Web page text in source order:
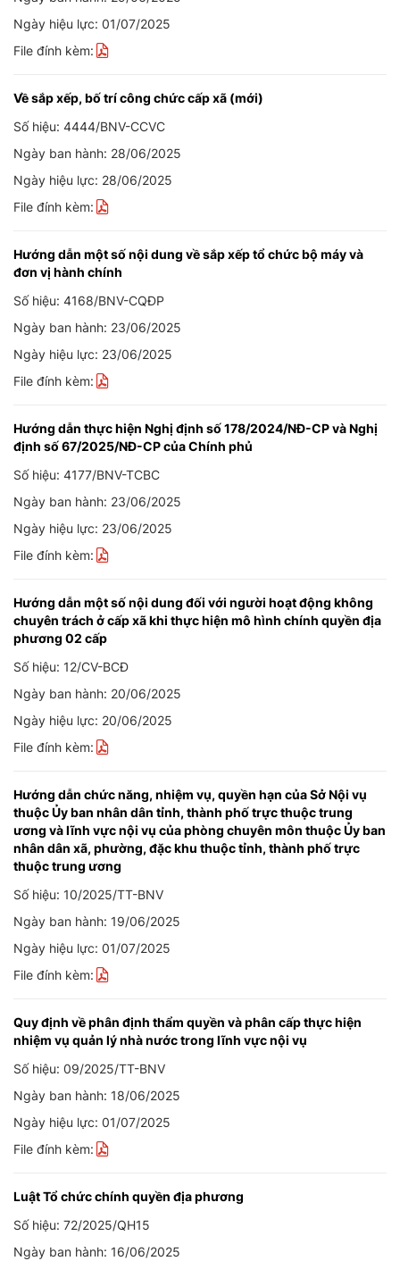
Ngày hiệu lực: 01/07/2025
File đính kèm:
Về sắp xếp, bố trí công chức cấp xã (mới)
Số hiệu: 4444/BNV-CCVC
Ngày ban hành: 28/06/2025
Ngày hiệu lực: 28/06/2025
File đính kèm:
Hướng dẫn một số nội dung về sắp xếp tổ chức bộ máy và
đơn vị hành chính
Số hiệu: 4168/BNV-CQĐP
Ngày ban hành: 23/06/2025
Ngày hiệu lực: 23/06/2025
File đính kèm:
Hướng dẫn thực hiện Nghị định số 178/2024/NĐ-CP và Nghị
định số 67/2025/NĐ-CP của Chính phủ
Số hiệu: 4177/BNV-TCBC
Ngày ban hành: 23/06/2025
Ngày hiệu lực: 23/06/2025
File đính kèm:
Hướng dẫn một số nội dung đối với người hoạt động không
chuyên trách ở cấp xã khi thực hiện mô hình chính quyền địa
phương 02 cấp
Số hiệu: 12/CV-BCĐ
Ngày ban hành: 20/06/2025
Ngày hiệu lực: 20/06/2025
File đính kèm:
Hướng dẫn chức năng, nhiệm vụ, quyền hạn của Sở Nội vụ
thuộc Ủy ban nhân dân tỉnh, thành phố trực thuộc trung
ương và lĩnh vực nội vụ của phòng chuyên môn thuộc Ủy ban
nhân dân xã, phường, đặc khu thuộc tỉnh, thành phố trực
thuộc trung ương
Số hiệu: 10/2025/TT-BNV
Ngày ban hành: 19/06/2025
Ngày hiệu lực: 01/07/2025
File đính kèm:
Quy định về phân định thẩm quyền và phân cấp thực hiện
nhiệm vụ quản lý nhà nước trong lĩnh vực nội vụ
Số hiệu: 09/2025/TT-BNV
Ngày ban hành: 18/06/2025
Ngày hiệu lực: 01/07/2025
File đính kèm:
Luật Tổ chức chính quyền địa phương
Số hiệu: 72/2025/QH15
Ngày ban hành: 16/06/2025